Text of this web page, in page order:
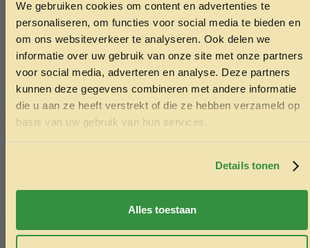
We gebruiken cookies om content en advertenties te
personaliseren, om functies voor social media te bieden en
om ons websiteverkeer te analyseren. Ook delen we
informatie over uw gebruik van onze site met onze partners
voor social media, adverteren en analyse. Deze partners
kunnen deze gegevens combineren met andere informatie
die u aan ze heeft verstrekt of die ze hebben verzameld op
basis van uw gebruik van hun services.
Details tonen
Alles toestaan
Cat Lovers Gold original 1,8kg Geperst
ONTVANG 5% KORTING OP
JE EERSTE BESTELLING!
Ontvang korting
Door je in te schrijven ga je akkoord met het ontvangen van
Nee, ik wil geen korting